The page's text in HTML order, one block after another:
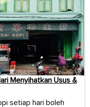
Menyihatkan Usus &
setiap hari boleh